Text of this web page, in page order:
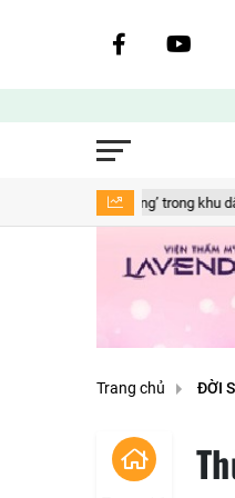
‘Ba không’ trong khu dân cư – Khi
Trang chủ ĐỜI